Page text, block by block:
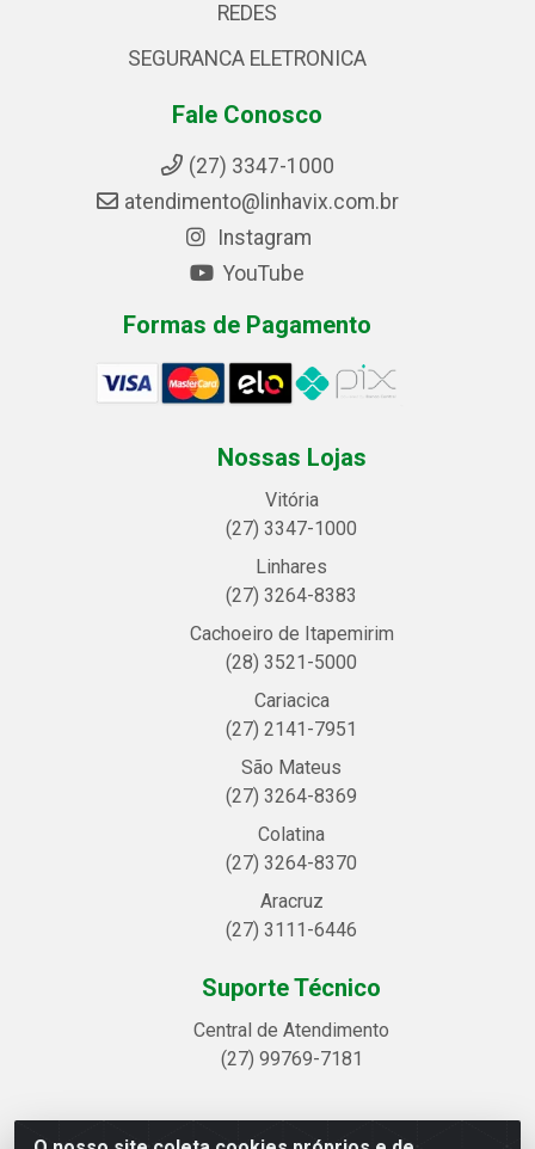
REDES
SEGURANCA ELETRONICA
Fale Conosco
(27) 3347-1000
atendimento@linhavix.com.br
Instagram
YouTube
Formas de Pagamento
Nossas Lojas
Vitória
(27) 3347-1000
Linhares
(27) 3264-8383
Cachoeiro de Itapemirim
(28) 3521-5000
Cariacica
(27) 2141-7951
São Mateus
(27) 3264-8369
Colatina
(27) 3264-8370
Aracruz
(27) 3111-6446
Suporte Técnico
Central de Atendimento
(27) 99769-7181